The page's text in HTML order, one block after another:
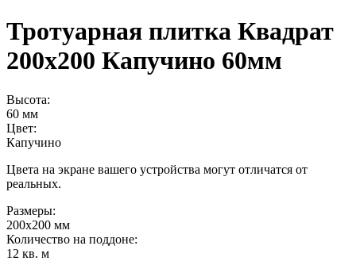
Тротуарная плитка Квадрат
200х200 Капучино 60мм
Высота:
60 мм
Цвет:
Капучино
Цвета на экране вашего устройства могут отличатся от
реальных.
Размеры:
200х200 мм
Количество на поддоне:
12 кв. м